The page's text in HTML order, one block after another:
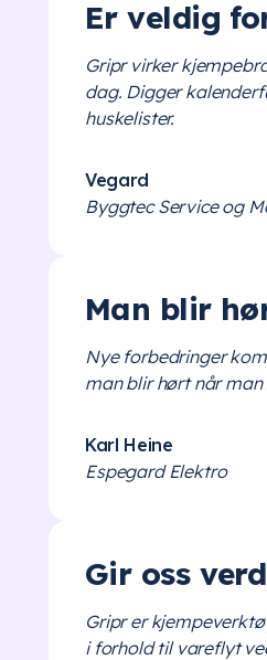
Er veldig
Gripr virker
dag. Digger
huskelister.
Vegard
Byggtec Service og
Man blir
Nye forbedringer
man blir hørt når
Karl Heine
Espegard Elektro
Gir oss
Gripr er
i forhold til vareflyt